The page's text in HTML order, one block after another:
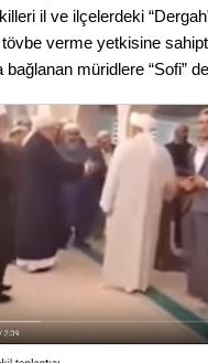
il ve ilçelerdeki
verme yetkisine
bağlanan müridlere “Sofi”